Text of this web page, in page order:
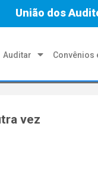
União dos
Auditar Convênios
vez